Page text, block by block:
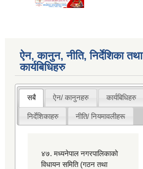
ऐन, कानुन, नीति, निर्देशिका तथा
कार्यबिधिहरु
सबै ऐन/ कानुनहरु कार्यबिधिहरु
निर्देशिकाहरु नीति/ नियमावलीहरू
४७. मध्यनेपाल नगरपालिकाको
विधायन समिति (गठन तथा